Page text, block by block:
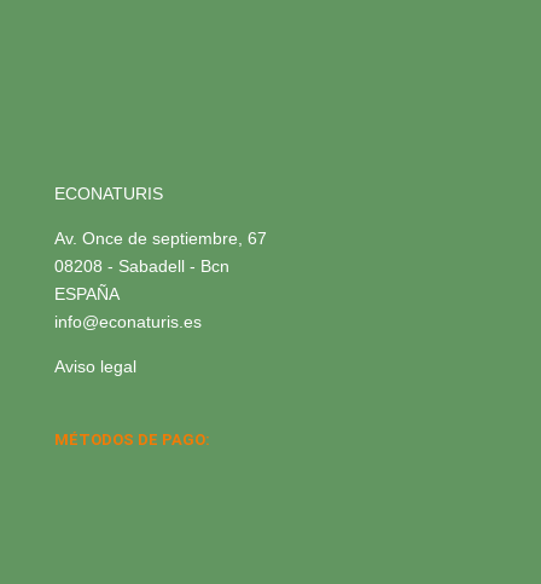
ECONATURIS
Av. Once de septiembre, 67
08208 - Sabadell - Bcn
ESPAÑA
info@econaturis.es
Aviso legal
MÉTODOS DE PAGO: